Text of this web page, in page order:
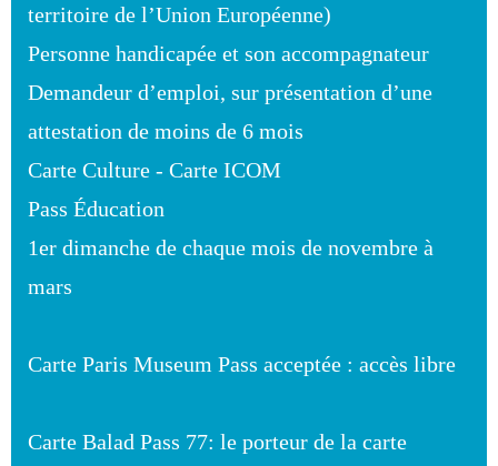
territoire de l’Union Européenne)
Personne handicapée et son accompagnateur
Demandeur d’emploi, sur présentation d’une
attestation de moins de 6 mois
Carte Culture - Carte ICOM
Pass Éducation
1er dimanche de chaque mois de novembre à
mars
Carte Paris Museum Pass acceptée : accès libre
Carte Balad Pass 77: le porteur de la carte